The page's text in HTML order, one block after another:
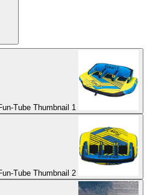
Spinera Just fun 3 Personen Fun-Tube Thumbnail 1
Spinera Just fun 3 Personen Fun-Tube Thumbnail 2